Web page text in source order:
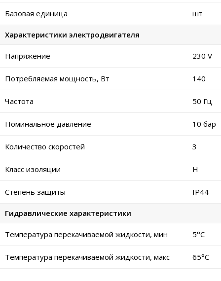
Базовая единица шт
Характеристики электродвигателя
Напряжение 230 V
Потребляемая мощность, Вт 140
Частота 50 Гц
Номинальное давление 10 бар
Количество скоростей 3
Класс изоляции H
Степень защиты IP44
Гидравлические характеристики
Температура перекачиваемой жидкости, мин 5°C
Температура перекачиваемой жидкости, макс 65°C